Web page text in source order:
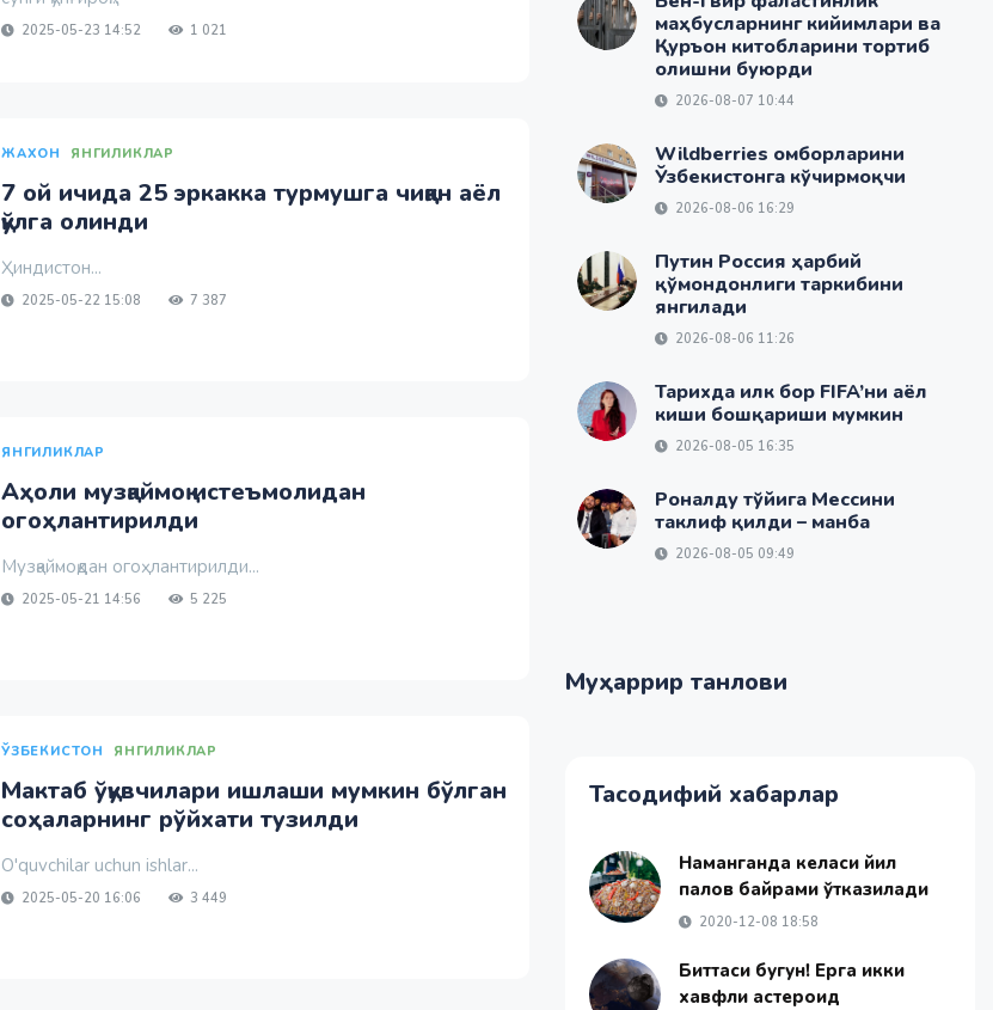
2025-05-23 14:52 1 021
ЖАХОН ЯНГИЛИКЛАР
7 ой ичида 25 эркакка турмушга чиққан аёл
қўлга олинди
Ҳиндистон...
2025-05-22 15:08 7 387
ЯНГИЛИКЛАР
Аҳоли музқаймоқ истеъмолидан
огоҳлантирилди
Музқаймоқдан огоҳлантирилди...
2025-05-21 14:56 5 225
ЎЗБЕКИСТОН ЯНГИЛИКЛАР
Мактаб ўқувчилари ишлаши мумкин бўлган
соҳаларнинг рўйхати тузилди
O'quvchilar uchun ishlar...
2025-05-20 16:06 3 449
маҳбусларнинг кийимлари ва
Қуръон китобларини тортиб
олишни буюрди
2026-08-07 10:44
Wildberries омборларини
Ўзбекистонга кўчирмоқчи
2026-08-06 16:29
Путин Россия ҳарбий
қўмондонлиги таркибини
янгилади
2026-08-06 11:26
Тарихда илк бор FIFA’ни аёл
киши бошқариши мумкин
2026-08-05 16:35
Роналду тўйига Мессини
таклиф қилди – манба
2026-08-05 09:49
Муҳаррир танлови
Тасодифий хабарлар
Наманганда келаси йил
палов байрами ўтказилади
2020-12-08 18:58
Биттаси бугун! Ерга икки
хавфли астероид